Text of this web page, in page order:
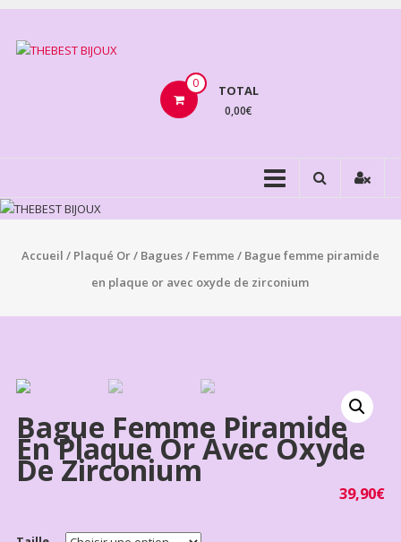
Aller
contenu
BIJOUX
0 TOTAL
0,00€
Accueil / Plaqué Or/ Bagues/ Femme / Bague femme piramide
en plaque or avec oxyde de zirconium
Bague Femme Piramide
En Plaque Or Avec Oxyde
De Zirconium
39,90€